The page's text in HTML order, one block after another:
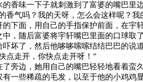
香味一下子就刺激到了富婆的嘴巴里
香气吗？我的天呀，怎么会这样呢？
下面，用自己的手指保护前面，在
，随后富婆将宇轩嘴巴里面的口球
坏了，然后他哆哆嗦嗦结结巴巴的说道
点走开，你快点走开呀！”
旁边，她用自己的嘴巴轻轻地看着
一些稀疏的毛发，以至于他的小鸡